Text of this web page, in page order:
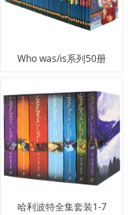
Who was/is系列50册
哈利波特全集套装1-7